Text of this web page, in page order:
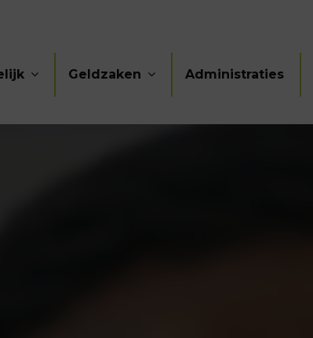
Geldzaken Administraties